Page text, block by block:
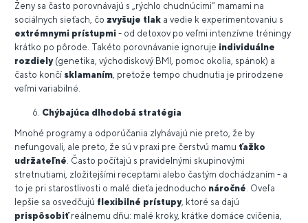
Ženy sa často porovnávajú s „rýchlo chudnúcimi“ mamami na
sociálnych sieťach, čo zvyšuje tlak a vedie k experimentovaniu s
extrémnymi prístupmi - od detoxov po veľmi intenzívne tréningy
krátko po pôrode. Takéto porovnávanie ignoruje individuálne
rozdiely (genetika, východiskový BMI, pomoc okolia, spánok) a
často končí sklamaním, pretože tempo chudnutia je prirodzene
veľmi variabilné.
Chýbajúca dlhodobá stratégia
Mnohé programy a odporúčania zlyhávajú nie preto, že by
nefungovali, ale preto, že sú v praxi pre čerstvú mamu ťažko
udržateľné. Často počítajú s pravidelnými skupinovými
stretnutiami, zložitejšími receptami alebo častým dochádzaním - a
to je pri starostlivosti o malé dieťa jednoducho náročné. Oveľa
lepšie sa osvedčujú flexibilné prístupy, ktoré sa dajú
prispôsobiťreálnemu dňu: malé kroky, krátke domáce cvičenia,